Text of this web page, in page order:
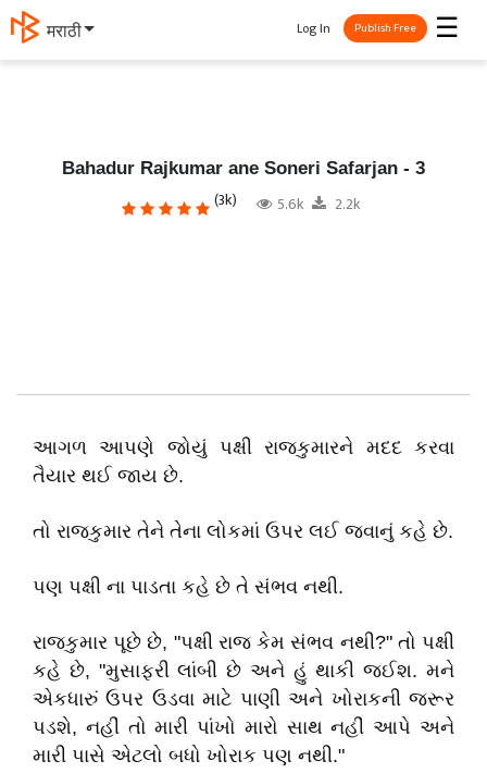
தமிழ் ☰
Log In Publish Free
Bahadur Rajkumar ane Soneri Safarjan - 3
(3k) 5.6k 2.2k
આગળ આપણે જોયું પક્ષી રાજકુમારને મદદ કરવા
તૈયાર થઈ જાય છે.
તો રાજકુમાર તેને તેના લોકમાં ઉપર લઈ જવાનું કહે છે.
પણ પક્ષી ના પાડતા કહે છે તે સંભવ નથી.
રાજકુમાર પૂછે છે, "પક્ષી રાજ કેમ સંભવ નથી?" તો પક્ષી
કહે છે, "મુસાફરી લાંબી છે અને હું થાકી જઈશ. મને
એકધારું ઉપર ઉડવા માટે પાણી અને ખોરાકની જરૂર
પડશે, નહીં તો મારી પાંખો મારો સાથ નહીં આપે અને
મારી પાસે એટલો બધો ખોરાક પણ નથી."